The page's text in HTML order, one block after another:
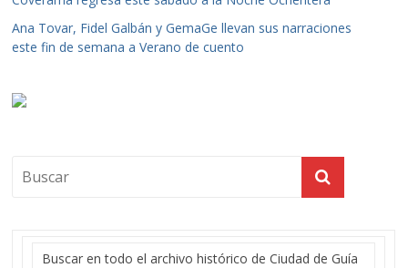
Ana Tovar, Fidel Galbán y GemaGe llevan sus narraciones
este fin de semana a Verano de cuento
Buscar en todo el archivo histórico de Ciudad de Guía